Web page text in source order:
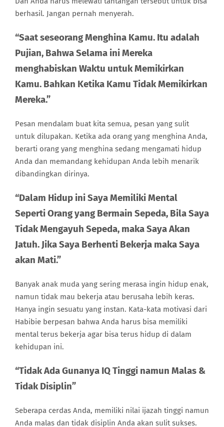
berhasil. Jangan pernah menyerah.
“Saat seseorang Menghina Kamu. Itu adalah
Pujian, Bahwa Selama ini Mereka
menghabiskan Waktu untuk Memikirkan
Kamu. Bahkan Ketika Kamu Tidak Memikirkan
Mereka.”
Pesan mendalam buat kita semua, pesan yang sulit
untuk dilupakan. Ketika ada orang yang menghina Anda,
berarti orang yang menghina sedang mengamati hidup
Anda dan memandang kehidupan Anda lebih menarik
dibandingkan dirinya.
“Dalam Hidup ini Saya Memiliki Mental
Seperti Orang yang Bermain Sepeda, Bila Saya
Tidak Mengayuh Sepeda, maka Saya Akan
Jatuh. Jika Saya Berhenti Bekerja maka Saya
akan Mati.”
Banyak anak muda yang sering merasa ingin hidup enak,
namun tidak mau bekerja atau berusaha lebih keras.
Hanya ingin sesuatu yang instan. Kata-kata motivasi dari
Habibie berpesan bahwa Anda harus bisa memiliki
mental terus bekerja agar bisa terus hidup di dalam
kehidupan ini.
“Tidak Ada Gunanya IQ Tinggi namun Malas &
Tidak Disiplin”
Seberapa cerdas Anda, memiliki nilai ijazah tinggi namun
Anda malas dan tidak disiplin Anda akan sulit sukses.